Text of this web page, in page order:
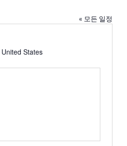
« 모든 일정
United States